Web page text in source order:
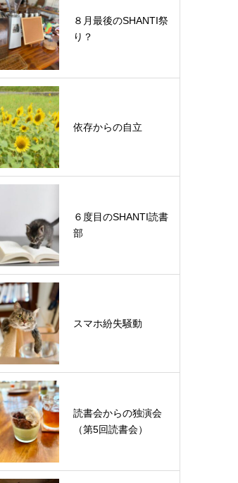
８月最後のSHANTI祭
り？
依存からの自立
６度目のSHANTI読書
部
スマホ紛失騒動
読書会からの独演会
（第5回読書会）